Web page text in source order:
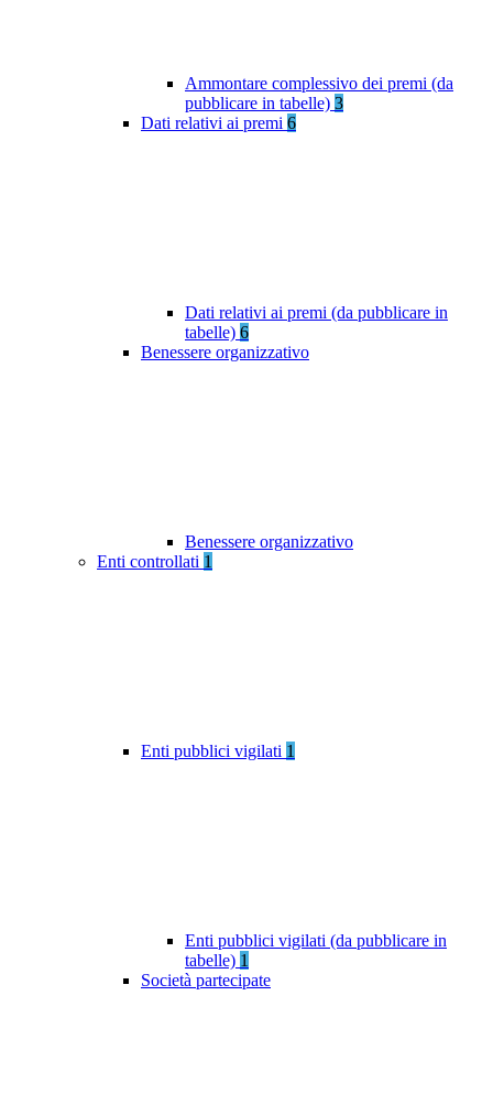
Ammontare complessivo dei premi (da
pubblicare in tabelle) 3
Dati relativi ai premi 6
Dati relativi ai premi (da pubblicare in
tabelle) 6
Benessere organizzativo
Benessere organizzativo
Enti controllati 1
Enti pubblici vigilati 1
Enti pubblici vigilati (da pubblicare in
tabelle) 1
Società partecipate